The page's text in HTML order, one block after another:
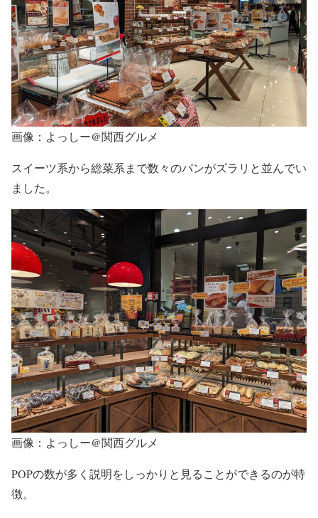
画像：よっしー@関西グルメ
スイーツ系から総菜系まで数々のパンがズラリと並んでい
ました。
画像：よっしー@関西グルメ
POPの数が多く説明をしっかりと見ることができるのが特
徴。